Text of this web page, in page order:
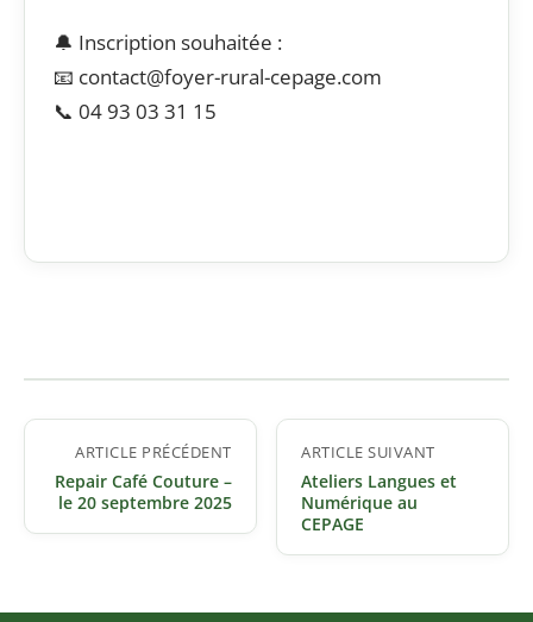
🔔 Inscription souhaitée :
📧 contact@foyer-rural-cepage.com
📞 04 93 03 31 15
Navigation
de
l’article
ARTICLE PRÉCÉDENT
Repair Café Couture –
le 20 septembre 2025
ARTICLE SUIVANT
Ateliers Langues et
Numérique au
CEPAGE